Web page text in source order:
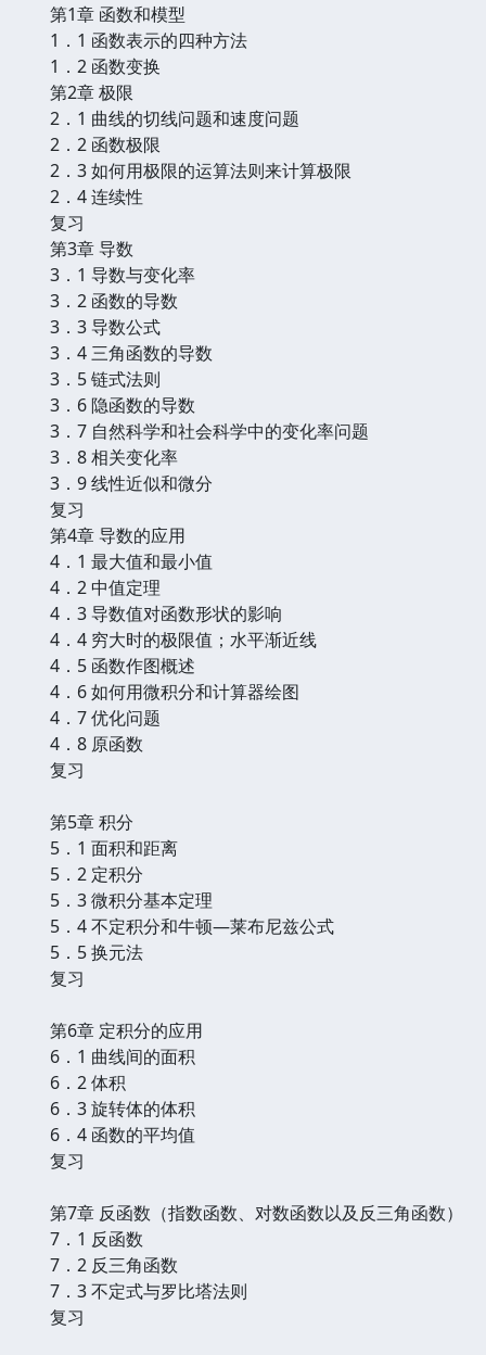
第1章 函数和模型
1．1 函数表示的四种方法
1．2 函数变换
第2章 极限
2．1 曲线的切线问题和速度问题
2．2 函数极限
2．3 如何用极限的运算法则来计算极限
2．4 连续性
复习
第3章 导数
3．1 导数与变化率
3．2 函数的导数
3．3 导数公式
3．4 三角函数的导数
3．5 链式法则
3．6 隐函数的导数
3．7 自然科学和社会科学中的变化率问题
3．8 相关变化率
3．9 线性近似和微分
复习
第4章 导数的应用
4．1 最大值和最小值
4．2 中值定理
4．3 导数值对函数形状的影响
4．4 穷大时的极限值；水平渐近线
4．5 函数作图概述
4．6 如何用微积分和计算器绘图
4．7 优化问题
4．8 原函数
复习
第5章 积分
5．1 面积和距离
5．2 定积分
5．3 微积分基本定理
5．4 不定积分和牛顿—莱布尼兹公式
5．5 换元法
复习
第6章 定积分的应用
6．1 曲线间的面积
6．2 体积
6．3 旋转体的体积
6．4 函数的平均值
复习
第7章 反函数（指数函数、对数函数以及反三角函数）
7．1 反函数
7．2 反三角函数
7．3 不定式与罗比塔法则
复习